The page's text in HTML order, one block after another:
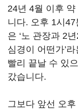
24년 4월 이후
니다. 오후 1시
은 ‘노 관장과 2
심경이 어떤가’라
빨리 끝날 수 있
갔습니다.
그보다 앞선 오